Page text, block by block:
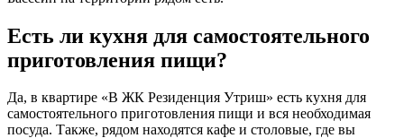
Есть ли кухня для самостоятельного
приготовления пищи?
Да, в квартире «В ЖК Резиденция Утриш» есть кухня для
самостоятельного приготовления пищи и вся необходимая
посуда. Также, рядом находятся кафе и столовые, где вы